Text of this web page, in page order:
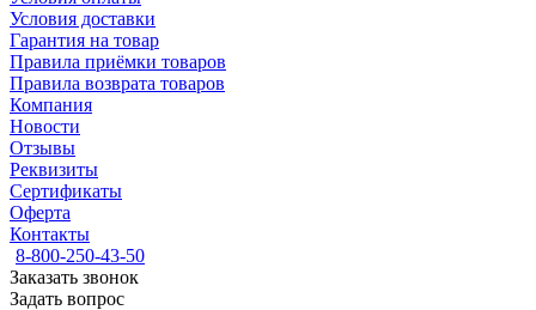
Условия доставки
Гарантия на товар
Правила приёмки товаров
Правила возврата товаров
Компания
Новости
Отзывы
Реквизиты
Сертификаты
Оферта
Контакты
8-800-250-43-50
Заказать звонок
Задать вопрос